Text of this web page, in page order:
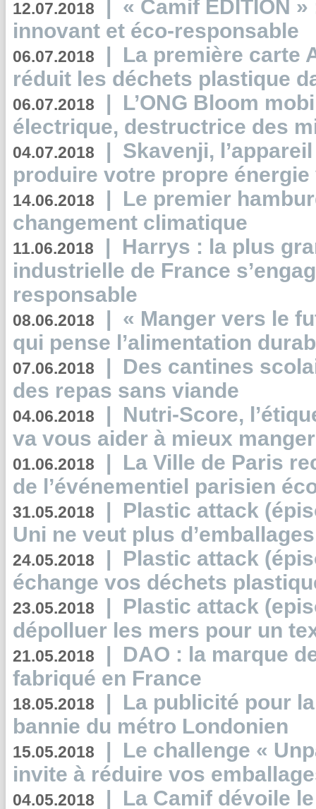
12.07.2018 | « Camif EDITION
innovant et éco-responsable
06.07.2018 | La première carte
réduit les déchets plastique
06.07.2018 | L’ONG Bloom
électrique, destructrice des
04.07.2018 | Skavenji,
produire votre propre
14.06.2018 | Le premier
changement climatique
11.06.2018 | Harrys : la plus
industrielle de France
responsable
08.06.2018 | « Manger vers le
qui pense l’alimentation
07.06.2018 | Des cantines
des repas sans viande
04.06.2018 | Nutri-Score,
va vous aider à mieux
01.06.2018 | La Ville de Paris
de l’événementiel parisien
31.05.2018 | Plastic attack
Uni ne veut plus
24.05.2018 | Plastic attack
échange vos déchets
23.05.2018 | Plastic attack
dépolluer les mers pour un
21.05.2018 | DAO : la marque
fabriqué en France
18.05.2018 | La publicité pour
bannie du métro Londonien
15.05.2018 | Le challenge «
invite à réduire vos
04.05.2018 | La Camif dévoile